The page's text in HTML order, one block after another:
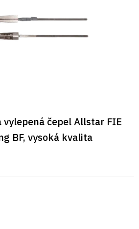
vylepená čepel Allstar FIE
BF, vysoká kvalita